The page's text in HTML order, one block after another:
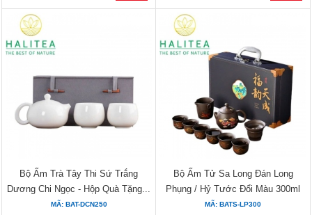
Bộ Ấm Trà Tây Thi Sứ Trắng
Dương Chi Ngọc - Hộp Quà Tặng...
MÃ: BAT-DCN250
Bộ Ấm Tử Sa Long Đán Long
Phụng / Hỷ Tước Đổi Màu 300ml
–...
MÃ: BATS-LP300